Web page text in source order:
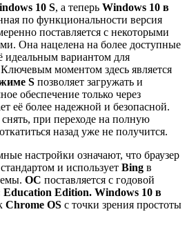
10 S, а теперь Windows 10 в
по функциональности версия
поставляется с некоторыми
Она нацелена на более доступные
идеальным вариантом для
моментом здесь является
S позволяет загружать и
обеспечение только через
её более надежной и безопасной.
при переходе на полную
назад уже не получится.
настройки означают, что браузер
и использует Bing в
ОС поставляется с годовой
Edition. Windows 10 в
Chrome OS с точки зрения простоты